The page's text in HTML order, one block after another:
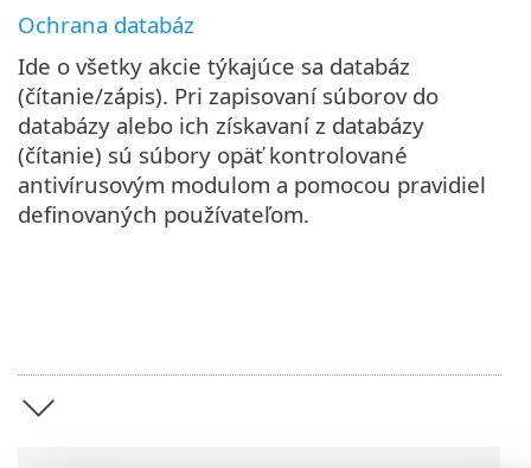
Ochrana databáz
Ide o všetky akcie týkajúce sa databáz
(čítanie/zápis). Pri zapisovaní súborov do
databázy alebo ich získavaní z databázy
(čítanie) sú súbory opäť kontrolované
antivírusovým modulom a pomocou pravidiel
definovaných používateľom.